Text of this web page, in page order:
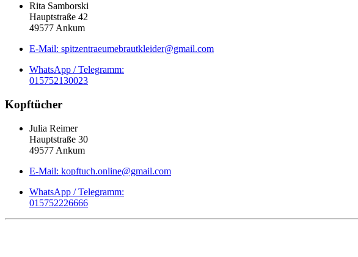
Rita Samborski
Hauptstraße 42
49577 Ankum
E-Mail: spitzentraeumebrautkleider@gmail.com
WhatsApp / Telegramm:
015752130023
Kopftücher
Julia Reimer
Hauptstraße 30
49577 Ankum
E-Mail: kopftuch.online@gmail.com
WhatsApp / Telegramm:
015752226666